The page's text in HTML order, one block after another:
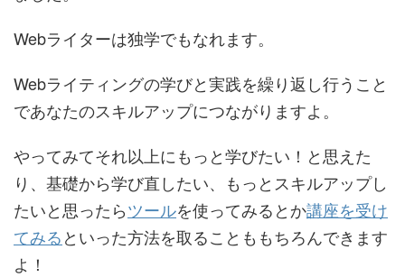
Webライターは独学でもなれます。
Webライティングの学びと実践を繰り返し行うこと
であなたのスキルアップにつながりますよ。
やってみてそれ以上にもっと学びたい！と思えた
り、基礎から学び直したい、もっとスキルアップし
たいと思ったらツールを使ってみるとか講座を受け
てみるといった方法を取ることももちろんできます
よ！